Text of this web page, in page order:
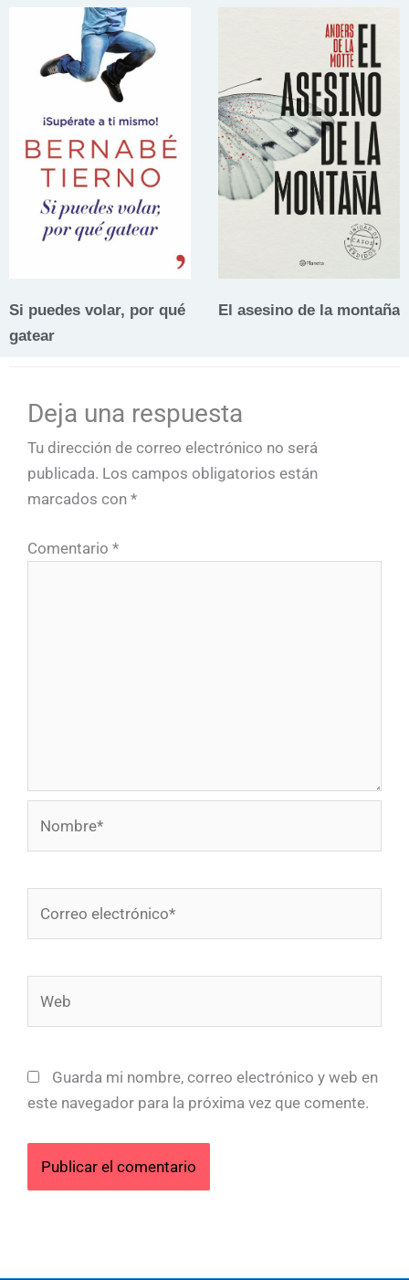
Si puedes volar, por qué
gatear
El asesino de la montaña
Deja una respuesta
Tu dirección de correo electrónico no será
publicada. Los campos obligatorios están
marcados con *
Comentario *
Guarda mi nombre, correo electrónico y web en
este navegador para la próxima vez que comente.